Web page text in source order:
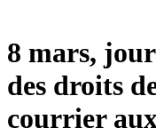
8 mars,
des droits
courrier